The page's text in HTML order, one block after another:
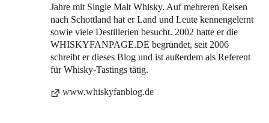
Jahre mit Single Malt Whisky. Auf mehreren Reisen
nach Schottland hat er Land und Leute kennengelernt
sowie viele Destillerien besucht. 2002 hatte er die
WHISKYFANPAGE.DE begründet, seit 2006
schreibt er dieses Blog und ist außerdem als Referent
für Whisky-Tastings tätig.
www.whiskyfanblog.de